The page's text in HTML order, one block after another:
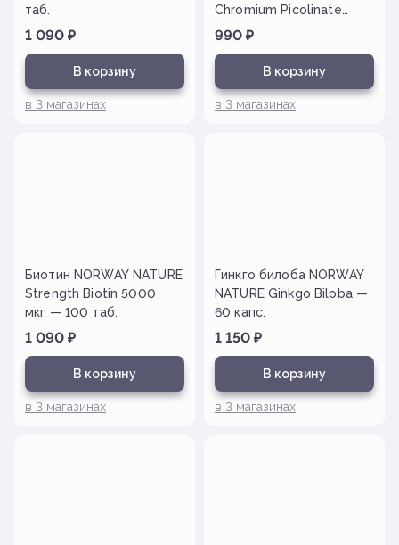
таб.
1 090 ₽
В корзину
в 3 магазинах
Chromium Picolinate
200мкг — 100 таб.
990 ₽
В корзину
в 3 магазинах
Биотин NORWAY NATURE
Strength Biotin 5000
мкг — 100 таб.
1 090 ₽
В корзину
в 3 магазинах
Гинкго билоба NORWAY
NATURE Ginkgo Biloba —
60 капс.
1 150 ₽
В корзину
в 3 магазинах